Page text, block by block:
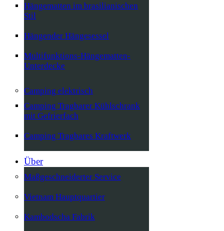
Hängematten im brasilianischen
Stil
Hängender Hängesessel
Multifunktions-Hängematten-
Unterdecke
Camping elektrisch
Camping Tragbarer Kühlschrank
mit Gefrierfach
Camping Tragbares Kraftwerk
Über
Maßgeschneiderter Service
Vietnam Hauptquartier
Kambodscha Fabrik